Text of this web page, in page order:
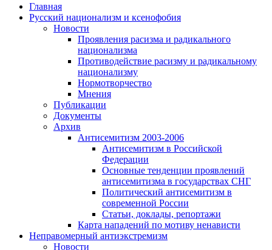
Главная
Русский национализм и ксенофобия
Новости
Проявления расизма и радикального
национализма
Противодействие расизму и радикальному
национализму
Нормотворчество
Мнения
Публикации
Документы
Архив
Антисемитизм 2003-2006
Антисемитизм в Российской
Федерации
Основные тенденции проявлений
антисемитизма в государствах СНГ
Политический антисемитизм в
современной России
Статьи, доклады, репортажи
Карта нападений по мотиву ненависти
Неправомерный антиэкстремизм
Новости